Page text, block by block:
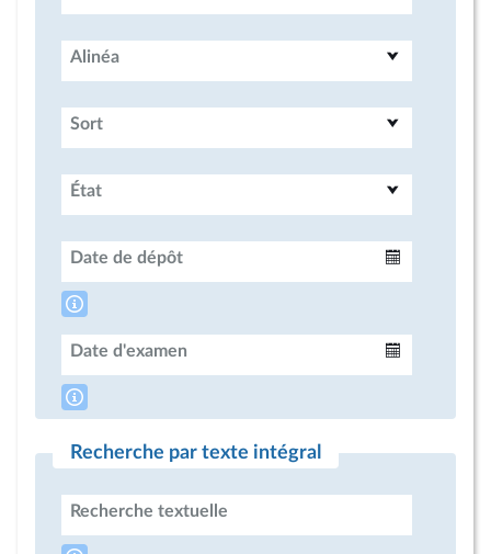
Alinéa
Sort
État
Date de dépôt
Date d'examen
Recherche par texte intégral
Recherche textuelle